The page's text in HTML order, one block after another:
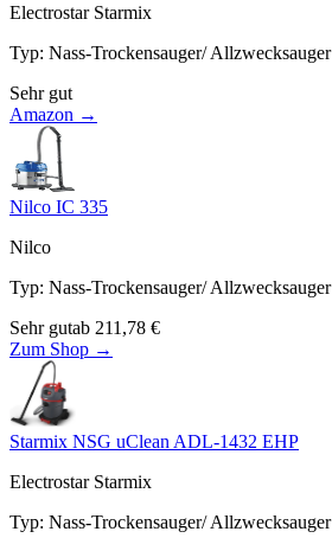
Electrostar Starmix
Typ: Nass-Trockensauger/ Allzwecksauger
Sehr gut
Amazon →
Nilco IC 335
Nilco
Typ: Nass-Trockensauger/ Allzwecksauger
Sehr gutab 211,78 €
Zum Shop →
Starmix NSG uClean ADL-1432 EHP
Electrostar Starmix
Typ: Nass-Trockensauger/ Allzwecksauger